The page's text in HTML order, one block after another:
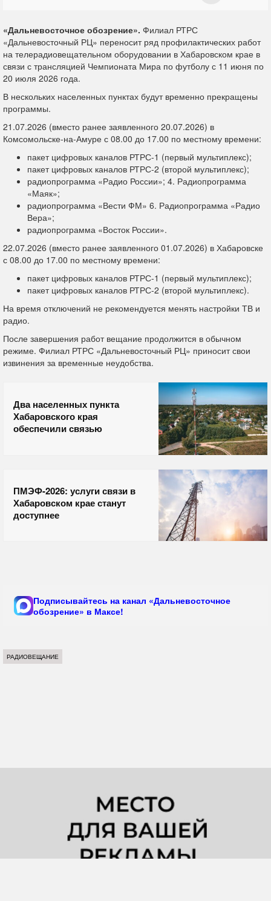
«Дальневосточное обозрение». Филиал РТРС
«Дальневосточный РЦ» переносит ряд профилактических работ
на телерадиовещательном оборудовании в Хабаровском крае в
связи с трансляцией Чемпионата Мира по футболу с 11 июня по
20 июля 2026 года.
В нескольких населенных пунктах будут временно прекращены
программы.
21.07.2026 (вместо ранее заявленного 20.07.2026) в
Комсомольске-на-Амуре с 08.00 до 17.00 по местному времени:
пакет цифровых каналов РТРС-1 (первый мультиплекс);
пакет цифровых каналов РТРС-2 (второй мультиплекс);
радиопрограмма «Радио России»; 4. Радиопрограмма
«Маяк»;
радиопрограмма «Вести ФМ» 6. Радиопрограмма «Радио
Вера»;
радиопрограмма «Восток России».
22.07.2026 (вместо ранее заявленного 01.07.2026) в Хабаровске
с 08.00 до 17.00 по местному времени:
пакет цифровых каналов РТРС-1 (первый мультиплекс);
пакет цифровых каналов РТРС-2 (второй мультиплекс).
На время отключений не рекомендуется менять настройки ТВ и
радио.
После завершения работ вещание продолжится в обычном
режиме. Филиал РТРС «Дальневосточный РЦ» приносит свои
извинения за временные неудобства.
Два населенных пункта
Хабаровского края
обеспечили связью
ПМЭФ-2026: услуги связи в
Хабаровском крае станут
доступнее
Подписывайтесь на канал «Дальневосточное
обозрение» в Максе!
РАДИОВЕЩАНИЕ